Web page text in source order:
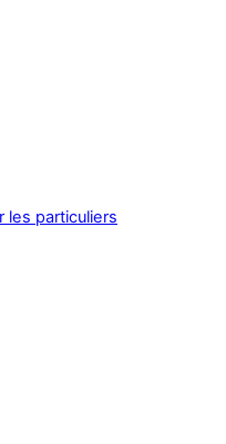
les particuliers